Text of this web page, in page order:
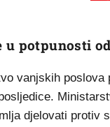
u potpunosti
vanjskih poslova
djelovati protiv